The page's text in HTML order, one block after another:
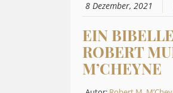
8 Dezember, 2021
EIN
ROBERT
M’CHEYNE